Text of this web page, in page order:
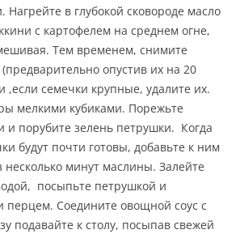
Нагрейте в глубокой сковороде масло
с картофелем на среднем огне,
Тем временем, снимите
опустив их на 20
,если семечки крупные, удалите их.
мелкими кубиками. Порежьте
и порубите зелень петрушки. Когда
будут почти готовы, добавьте к ним
минут маслины. Залейте
посыпьте петрушкой и
перцем. Соедините овощной соус с
подавайте к столу, посыпав свежей